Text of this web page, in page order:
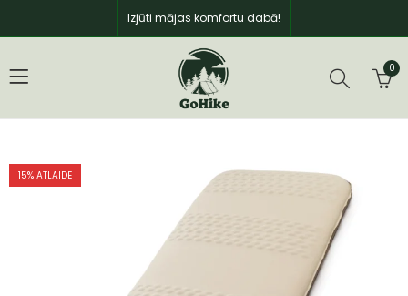
Izjūti mājas komfortu dabā!
0
15% ATLAIDE